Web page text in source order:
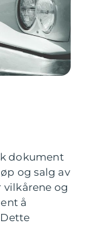
dokument
og salg av
og
å